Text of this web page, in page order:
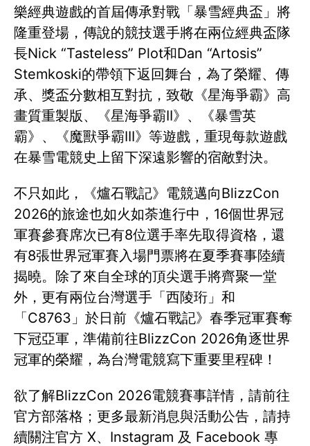
樂經典遊戲的首屆傳承對戰「暴雪經典盃」將
隆重登場，傳說的競技選手將在兩位經典盃隊
長Nick “Tasteless” Plot和Dan “Artosis”
Stemkoski的帶領下返回舞台，為了榮耀、傳
承、獎盃分數相互對抗，致敬《星海爭霸》高
畫質重製版、《星海爭霸II》、《暴雪英
霸》、《魔獸爭霸III》等遊戲，重現每款遊戲
在暴雪電競史上留下深遠影響的宿敵對決。
不只如此，《爐石戰記》電競邁向BlizzCon
2026的旅途也如火如荼進行中，16個世界冠
軍賽參賽席次已有8位選手率先取得資格，還
有8張世界冠軍賽入場門票將在夏季賽事陸續
揭曉。除了來自全球的頂尖選手將齊聚一堂
外，更有兩位台灣選手「西陵珩」和
「C8763」於日前《爐石戰記》春季冠軍賽奪
下冠亞軍，準備前往BlizzCon 2026角逐世界
冠軍的榮耀，為台灣電競寫下重要里程碑！
欲了解BlizzCon 2026電競賽事詳情，請前往
官方部落格；更多最新消息與活動公告，請持
續關注官方 X、Instagram 及 Facebook 專